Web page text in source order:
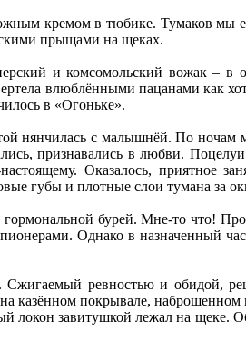
кремом в тюбике. Тумаков мы
прыщами на щеках.
и комсомольский вожак – в
влюблёнными пацанами как
в «Огоньке».
нянчилась с малышнёй. По ночам
признавались в любви.
Оказалось, приятное
губы и плотные слои тумана за
бурей. Мне-то что!
Однако в назначенный
Сжигаемый ревностью и обидой,
казённом покрывале, наброшенном
завитушкой лежал на щеке.